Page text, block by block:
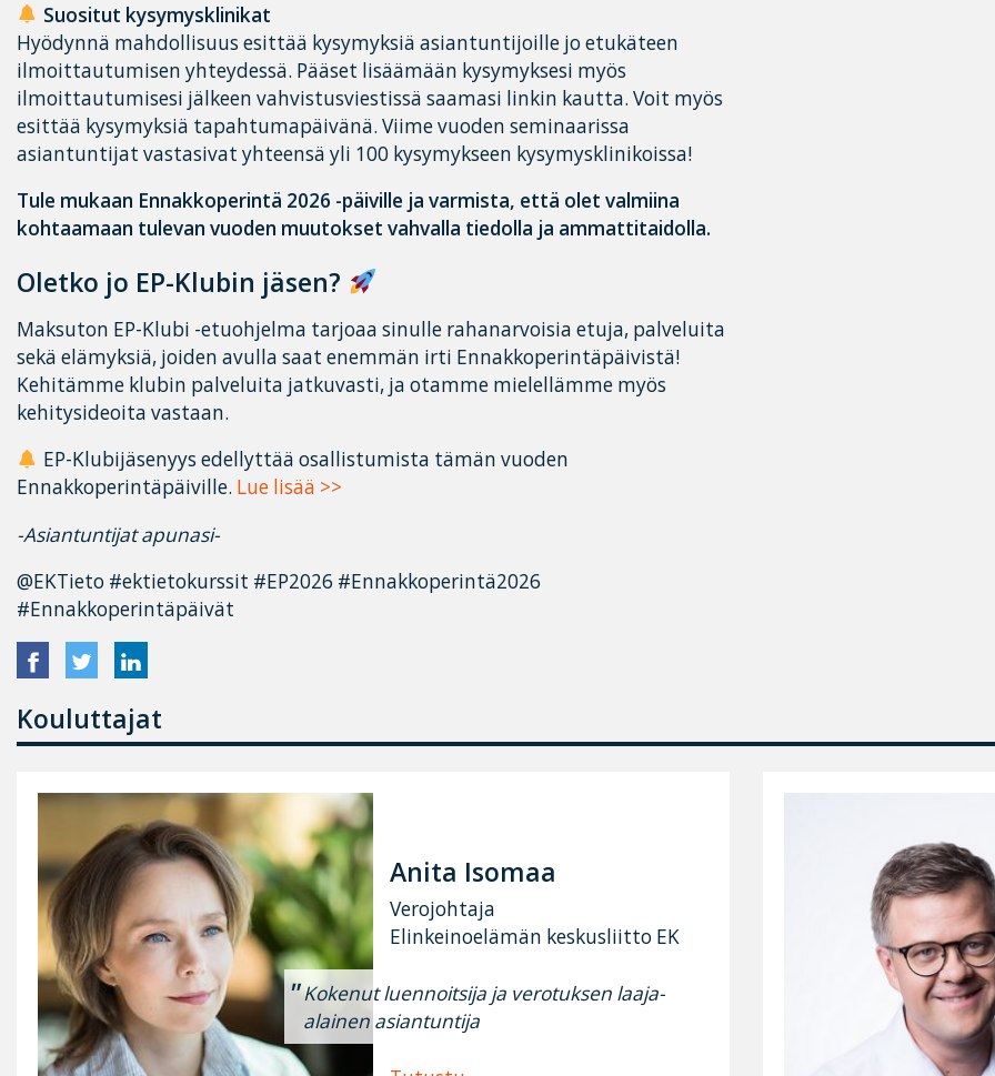
Suositut kysymysklinikat
Hyödynnä mahdollisuus esittää kysymyksiä asiantuntijoille jo etukäteen
ilmoittautumisen yhteydessä. Pääset lisäämään kysymyksesi myös
ilmoittautumisesi jälkeen vahvistusviestissä saamasi linkin kautta. Voit myös
esittää kysymyksiä tapahtumapäivänä. Viime vuoden seminaarissa
asiantuntijat vastasivat yhteensä yli 100 kysymykseen kysymysklinikoissa!
Tule mukaan Ennakkoperintä 2026 -päiville ja varmista, että olet valmiina
kohtaamaan tulevan vuoden muutokset vahvalla tiedolla ja ammattitaidolla.
Oletko jo EP-Klubin jäsen?
Maksuton EP-Klubi -etuohjelma tarjoaa sinulle rahanarvoisia etuja, palveluita
sekä elämyksiä, joiden avulla saat enemmän irti Ennakkoperintäpäivistä!
Kehitämme klubin palveluita jatkuvasti, ja otamme mielellämme myös
kehitysideoita vastaan.
EP-Klubijäsenyys edellyttää osallistumista tämän vuoden
Ennakkoperintäpäiville. Lue lisää >>
-Asiantuntijat apunasi-
@EKTieto #ektietokurssit #EP2026 #Ennakkoperintä2026
#Ennakkoperintäpäivät
Kouluttajat
Anita Isomaa
Verojohtaja
Elinkeinoelämän keskusliitto EK
Kokenut luennoitsija ja verotuksen laaja-
alainen asiantuntija